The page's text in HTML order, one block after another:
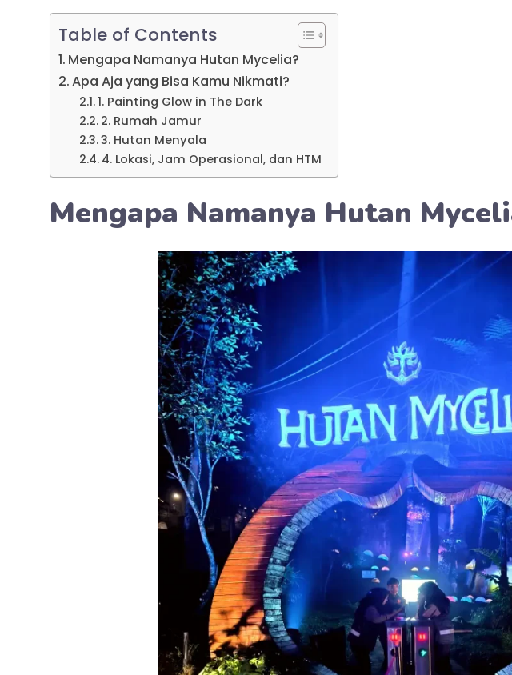
Table of Contents
Mengapa Namanya Hutan Mycelia?
Apa Aja yang Bisa Kamu Nikmati?
1. Painting Glow in The Dark
2. Rumah Jamur
3. Hutan Menyala
4. Lokasi, Jam Operasional, dan HTM
Mengapa Namanya Hutan